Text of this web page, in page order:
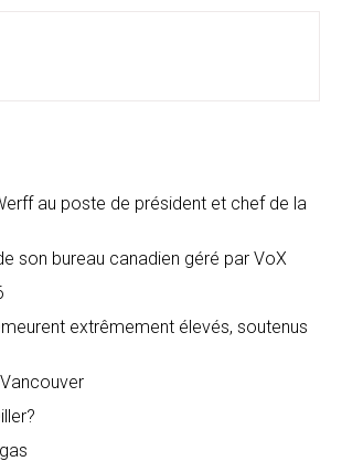
au poste de président et chef de la
son bureau canadien géré par VoX
extrêmement élevés, soutenus